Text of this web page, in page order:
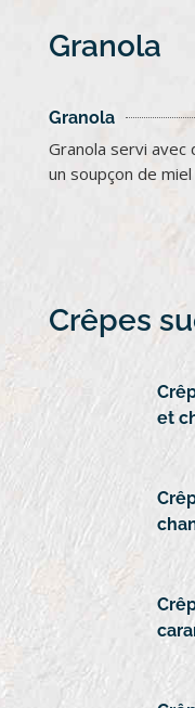
Granola
Granola
Granola servi
un soupçon de
Crêpes
et